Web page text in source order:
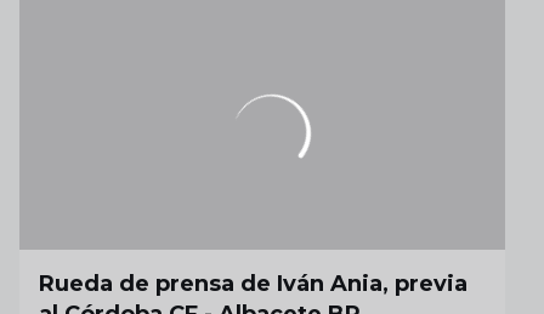
Rueda de prensa de Iván Ania, previa